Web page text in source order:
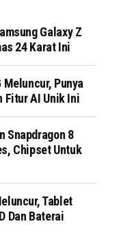
Galaxy Z
24 Karat Ini
Meluncur, Punya
Fitur AI Unik Ini
Snapdragon 8
Chipset Untuk
Tablet
Dan Baterai